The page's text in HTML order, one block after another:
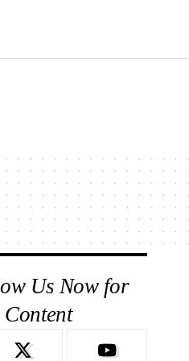
Us Now for